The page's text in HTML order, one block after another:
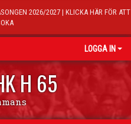
2026/2027 | KLICKA HÄR FÖR ATT
LOGGA IN
H 65